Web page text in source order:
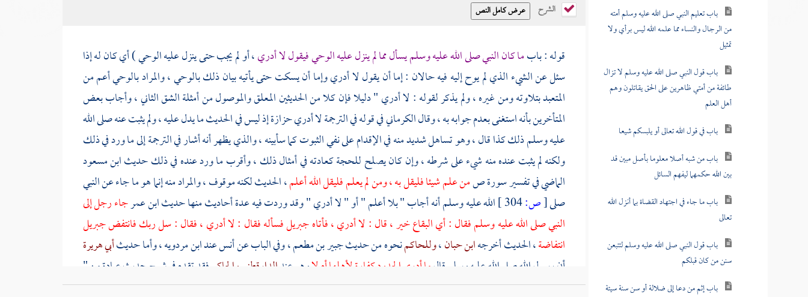
باب تعليم النبي صلى الله عليه وسلم أمته
من الرجال والنساء مما علمه الله ليس برأي ولا
تمثيل
باب قول النبي صلى الله عليه وسلم لا تزال
طائفة من أمتي ظاهرين على الحق يقاتلون وهم
أهل العلم
باب في قول الله تعالى أو يلبسكم شيعا
باب من شبه أصلا معلوما بأصل مبين قد
بين الله حكمهما ليفهم السائل
باب ما جاء في اجتهاد القضاة بما أنزل الله
تعالى
باب قول النبي صلى الله عليه وسلم لتتبعن
سنن من كان قبلكم
باب إثم من دعا إلى ضلالة أو سن سنة سيئة
الشرح
قوله : بابما كان النبي صلى الله عليه وسلم يسأل مما لم ينزل عليه الوحي فيقول لا أدري، أو لم يجب حتى ينزل عليه الوحي ) أي كان له إذا
سئل عن الشيء الذي لم يوح إليه فيه حالان : إما أن يقول لا أدري وإما أن يسكت حتى يأتيه بيان ذلك بالوحي ، والمراد بالوحي أعم من
المتعبد بتلاوته ومن غيره ، ولم يذكر لقوله : لا أدري " دليلا فإن كلا من الحديثين المعلق والموصول من أمثلة الشق الثاني ، وأجاب بعض
المتأخرين بأنه استغنى بعدم جوابه به ، وقالالكرمانيفي قوله في الترجمة لا أدري حزازة إذ ليس في الحديث ما يدل عليه ، ولم يثبت عنه صلى الله
عليه وسلم ذلك كذا قال ، وهو تساهل شديد منه في الإقدام على نفي الثبوت كما سأبينه ، والذي يظهر أنه أشار في الترجمة إلى ما ورد في ذلك
ولكنه لم يثبت عنده منه شيء على شرطه ، وإن كان يصلح للحجة كعادته في أمثال ذلك ، وأقرب ما ورد عنده في ذلك حديثابن مسعود
الماضي في تفسير سورة صمن علم شيئا فليقل به ، ومن لم يعلم فليقل الله أعلم، الحديث لكنه موقوف ، والمراد منه إنما هو ما جاء عن النبي
صلى[ص: الله عليه وسلم أنه أجاب " بلا أعلم " أو " لا أدري " وقد وردت فيه عدة أحاديث منها حديثابن عمرجاء رجل إلى
النبي صلى الله عليه وسلم فقال : أي البقاع خير ، قال : لا أدري ، فأتاهجبريلفسأله فقال : لا أدري ، فقال : سل ربك فانتفضجبريل
انتفاضة، الحديث أخرجهابن حبان،وللحاكمنحوه من حديثجبير بن مطعم، وفي الباب عنأنسعندابن مردويه، وأما حديثأبي هريرة
أن رسول الله صلى الله عليه وسلم قالما أدري الحدود كفارة لأهلها أم لاوهو عند الدارقطني والحاكم فقد تقدم في شرح حديثعبادةمن "
كتاب العلم " الكلام عليه وطريق الجمع بينه وبين حديثعبادة، ووقع الإلمام بشيء من ذلك في " كتاب الحدود " أيضا ، وقالابن الحاجب: